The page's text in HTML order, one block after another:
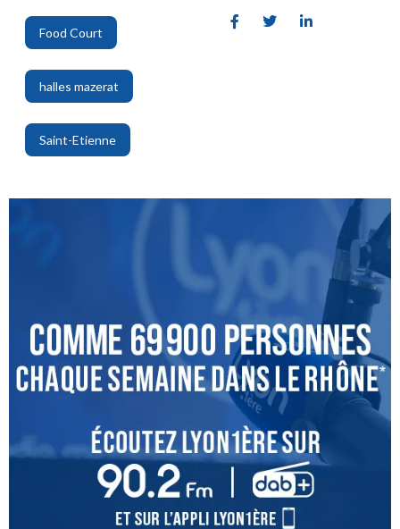
Food Court
,
halles mazerat
,
Saint-Etienne